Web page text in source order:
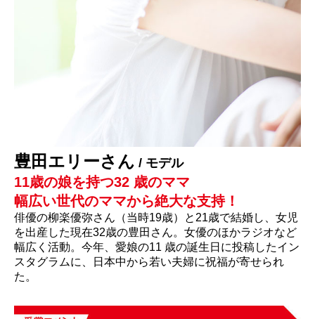
豊田エリーさん / モデル
11歳の娘を持つ32 歳のママ
幅広い世代のママから絶大な支持！
俳優の柳楽優弥さん（当時19歳）と21歳で結婚し、女児
を出産した現在32歳の豊田さん。女優のほかラジオなど
幅広く活動。今年、愛娘の11 歳の誕生日に投稿したイン
スタグラムに、日本中から若い夫婦に祝福が寄せられ
た。